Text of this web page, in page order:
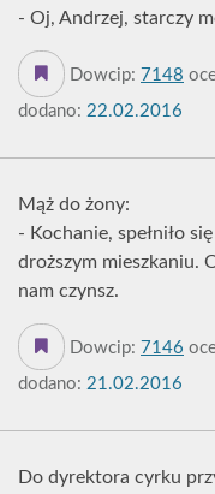
- Oj, Andrzej, starczy
Dowcip: 7148
dodano: 22.02.2016
Mąż do żony:
- Kochanie, spełniło
droższym mieszkaniu.
nam czynsz.
Dowcip: 7146
dodano: 21.02.2016
Do dyrektora cyrku